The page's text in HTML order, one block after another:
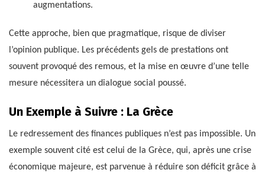
augmentations.
Cette approche, bien que pragmatique, risque de diviser
l’opinion publique. Les précédents gels de prestations ont
souvent provoqué des remous, et la mise en œuvre d’une telle
mesure nécessitera un dialogue social poussé.
Un Exemple à Suivre : La Grèce
Le redressement des finances publiques n’est pas impossible. Un
exemple souvent cité est celui de la Grèce, qui, après une crise
économique majeure, est parvenue à réduire son déficit grâce à